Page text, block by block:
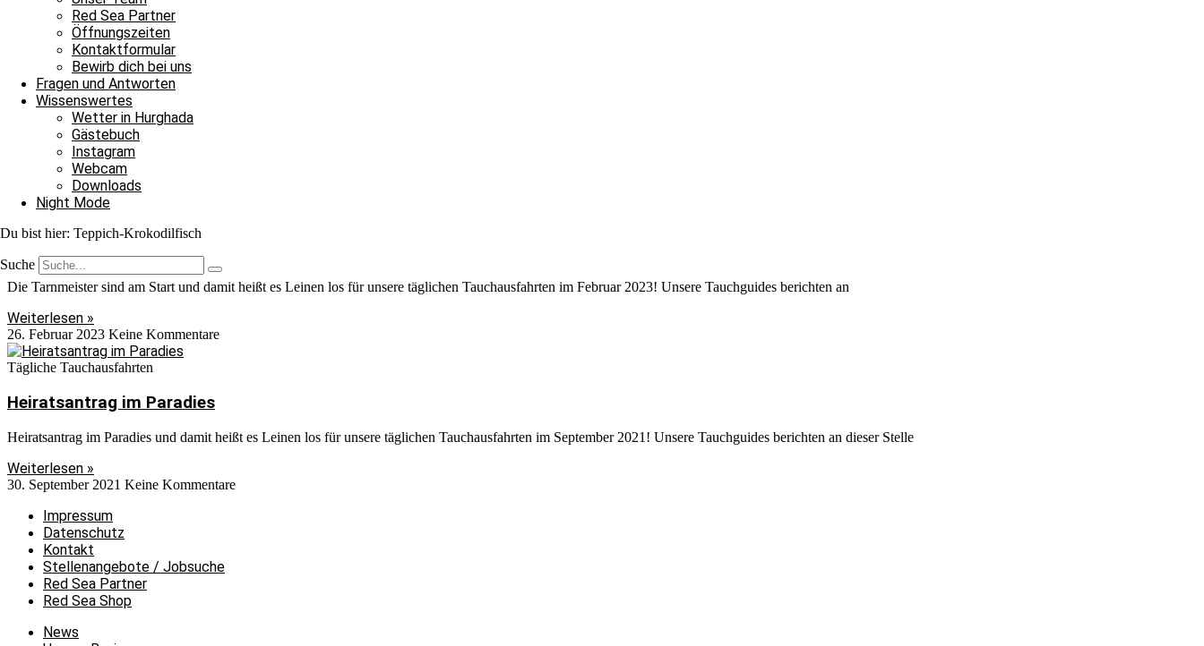
Red Sea Partner
Öffnungszeiten
Kontaktformular
Bewirb dich bei uns
Fragen und Antworten
Wissenswertes
Wetter in Hurghada
Gästebuch
Instagram
Webcam
Downloads
Night Mode
Du bist hier: Teppich-Krokodilfisch
Suche
Weiterlesen »
28. Juli 2025Keine Kommentare
Tägliche Tauchausfahrten
Neue Woche, neues Glück
Bitte einmal aktualisieren, um den Inhalt richtig anzuzeigen Neue Woche, neues Glück und damit heißt es Leinen los für unsere
Weiterlesen »
14. Oktober 2024Keine Kommentare
Die Tarnmeister sind am Start
Die Tarnmeister sind am Start und damit heißt es Leinen los für unsere täglichen Tauchausfahrten im Februar 2023! Unsere Tauchguides berichten an
Weiterlesen »
26. Februar 2023 Keine Kommentare
Tägliche Tauchausfahrten
Heiratsantrag im Paradies
Heiratsantrag im Paradies und damit heißt es Leinen los für unsere täglichen Tauchausfahrten im September 2021! Unsere Tauchguides berichten an dieser Stelle
Weiterlesen »
30. September 2021 Keine Kommentare
Impressum
Datenschutz
Kontakt
Stellenangebote / Jobsuche
Red Sea Partner
Red Sea Shop
News